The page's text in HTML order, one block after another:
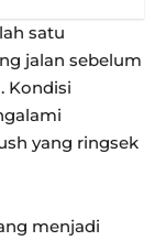
satu
jalan sebelum
Kondisi
yang ringsek
menjadi